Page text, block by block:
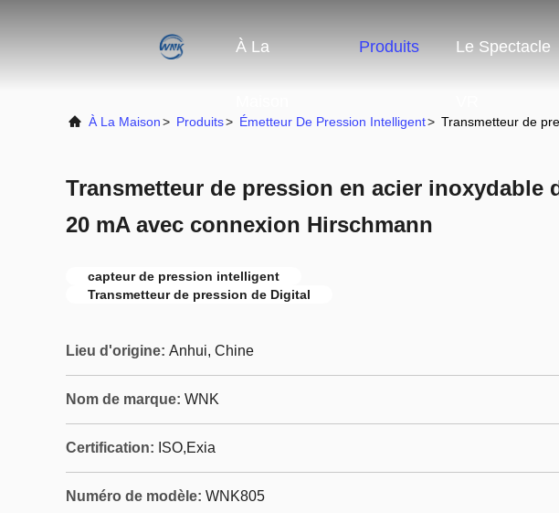
À La Produits Le Spectacle
À La Maison> Produits> Émetteur De Pression Intelligent> Transmetteur de
Transmetteur de pression en acier inoxydable
20 mA avec connexion Hirschmann
capteur de pression intelligent
Transmetteur de pression de Digital
Lieu d'origine: Anhui, Chine
Nom de marque: WNK
Certification: ISO,Exia
Numéro de modèle: WNK805